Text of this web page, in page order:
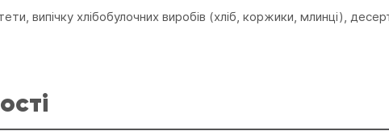
випічку хлібобулочних виробів (хліб, коржики, млинці),